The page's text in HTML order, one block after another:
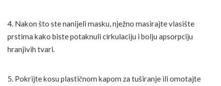
4. Nakon što ste nanijeli masku, nježno masirajte vlasište
prstima kako biste potaknuli cirkulaciju i bolju apsorpciju
hranjivih tvari.
5. Pokrijte kosu plastičnom kapom za tuširanje ili omotajte